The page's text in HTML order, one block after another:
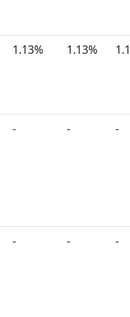
1.13% 1.13%
- - -
- - -